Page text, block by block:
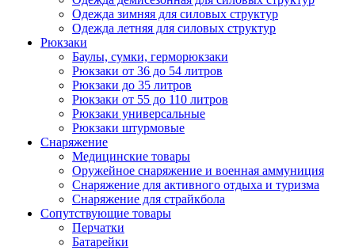
Одежда зимняя для силовых структур
Одежда летняя для силовых структур
Рюкзаки
Баулы, сумки, герморюкзаки
Рюкзаки от 36 до 54 литров
Рюкзаки до 35 литров
Рюкзаки от 55 до 110 литров
Рюкзаки универсальные
Рюкзаки штурмовые
Снаряжение
Медицинские товары
Оружейное снаряжение и военная аммуниция
Снаряжение для активного отдыха и туризма
Снаряжение для страйкбола
Сопутствующие товары
Перчатки
Батарейки